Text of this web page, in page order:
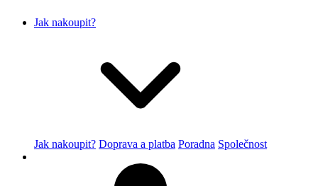
Jak nakoupit?
Jak nakoupit? Doprava a platba Poradna Společnost